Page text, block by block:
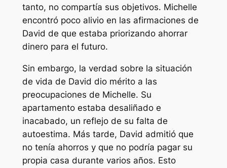
tanto, no compartía sus objetivos. Michelle
encontró poco alivio en las afirmaciones de
David de que estaba priorizando ahorrar
dinero para el futuro.
Sin embargo, la verdad sobre la situación
de vida de David dio mérito a las
preocupaciones de Michelle. Su
apartamento estaba desaliñado e
inacabado, un reflejo de su falta de
autoestima. Más tarde, David admitió que
no tenía ahorros y que no podría pagar su
propia casa durante varios años. Esto